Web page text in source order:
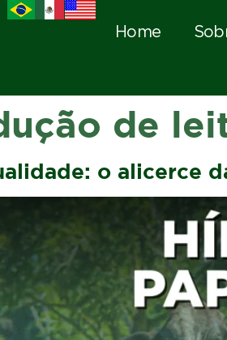
Home
de
o alicerce